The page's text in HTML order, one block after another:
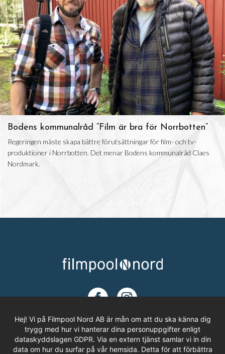
Bodens kommunalråd “Film är bra för Norrbotten”
Regeringen måste skapa bättre förutsättningar för film- och tv-
produktioner i Norrbotten. Det menar Bodens kommunalråd Claes
Nordmark.
ADRESS
Hej! Vi på Filmpool Nord AB är mån om att du ska känna dig
trygg med hur vi hanterar dina personuppgifter enligt
dataskyddslagen GDPR. Via en extern tjänst samlar vi in din
data om hur du surfar på vår hemsida. Detta för att förbättra